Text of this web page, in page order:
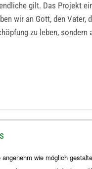
gilt. Das Projekt
wir an Gott, den
zu leben,
wie möglich